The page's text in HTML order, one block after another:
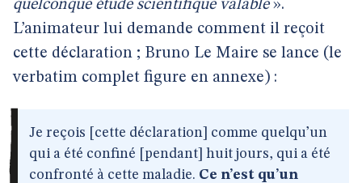
quelconque étude scientifique valable».
L’animateur lui demande comment il reçoit
cette déclaration ; Bruno Le Maire se lance (le
verbatim complet figure en annexe) :
Je reçois [cette déclaration] comme quelqu’un
qui a été confiné [pendant] huit jours, qui a été
confronté à cette maladie. Ce n’est qu’un